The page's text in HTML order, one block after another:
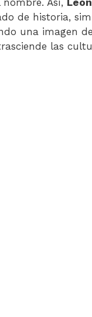
de historia,
una imagen
las